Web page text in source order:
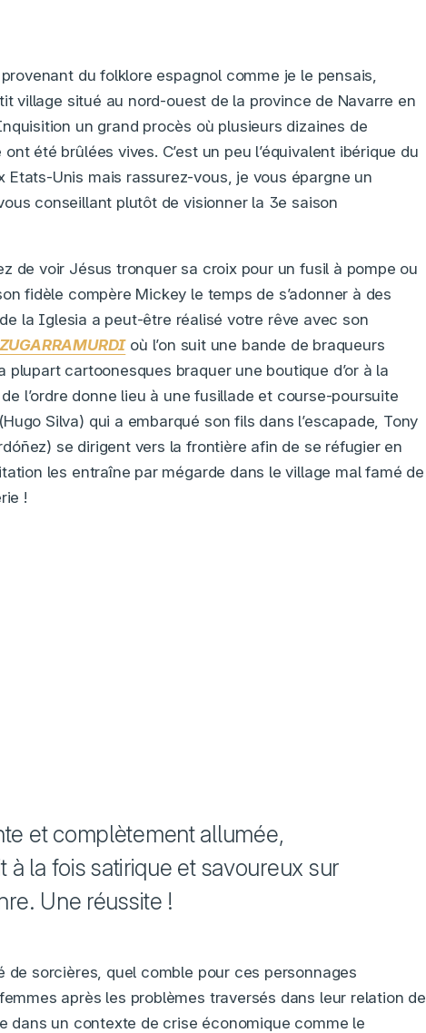
du folklore espagnol comme je le pensais,
village situé au nord-ouest de la province de Navarre en
un grand procès où plusieurs dizaines de
été brûlées vives. C’est un peu l’équivalent ibérique du
Etats-Unis mais rassurez-vous, je vous épargne un
conseillant plutôt de visionner la 3e saison
de voir Jésus tronquer sa croix pour un fusil à pompe ou
fidèle compère Mickey le temps de s’adonner à des
la Iglesia a peut-être réalisé votre rêve avec son
où l’on suit une bande de braqueurs
cartoonesques braquer une boutique d’or à la
l’ordre donne lieu à une fusillade et course-poursuite
Silva) qui a embarqué son fils dans l’escapade, Tony
se dirigent vers la frontière afin de se réfugier en
les entraîne par mégarde dans le village mal famé de
!
et complètement allumée,
à la fois satirique et savoureux sur
Une réussite !
sorcières, quel comble pour ces personnages
après les problèmes traversés dans leur relation de
dans un contexte de crise économique comme le